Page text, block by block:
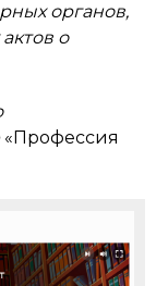
органов,
о
«Профессия